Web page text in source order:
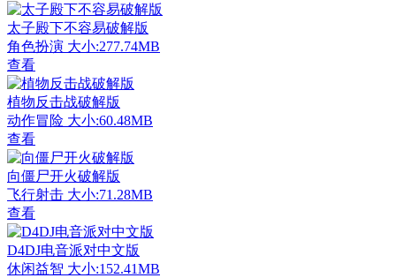
太子殿下不容易破解版
角色扮演 大小:277.74MB
查看
植物反击战破解版
动作冒险 大小:60.48MB
查看
向僵尸开火破解版
飞行射击 大小:71.28MB
查看
D4DJ电音派对中文版
休闲益智 大小:152.41MB